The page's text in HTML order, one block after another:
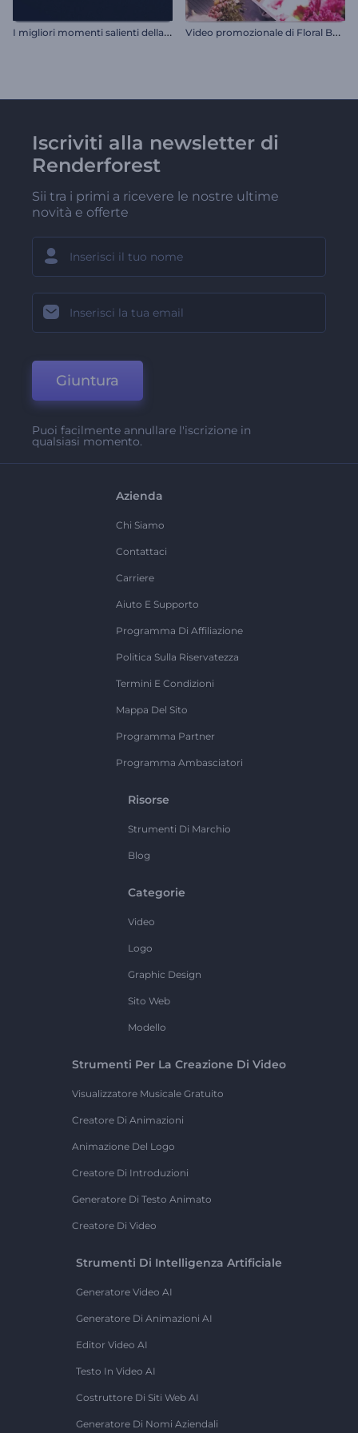
I
migliori momenti salienti della galleria V
ideo promozionale di Floral Boutique.
Iscriviti alla newsletter di
Renderforest
Sii tra i primi a ricevere le nostre ultime
novità e offerte
Giuntura
Puoi facilmente annullare l'iscrizione in
qualsiasi momento.
Azienda
Chi Siamo
Contattaci
Carriere
Aiuto E Supporto
Programma Di Affiliazione
Politica Sulla Riservatezza
Termini E Condizioni
Mappa Del Sito
Programma Partner
Programma Ambasciatori
Risorse
Strumenti Di Marchio
Blog
Categorie
Video
Logo
Graphic Design
Sito Web
Modello
Strumenti Per La Creazione Di Video
Visualizzatore Musicale Gratuito
Creatore Di Animazioni
Animazione Del Logo
Creatore Di Introduzioni
Generatore Di Testo Animato
Creatore Di Video
Strumenti Di Intelligenza Artificiale
Generatore Video AI
Generatore Di Animazioni AI
Editor Video AI
Testo In Video AI
Costruttore Di Siti Web AI
Generatore Di Nomi Aziendali